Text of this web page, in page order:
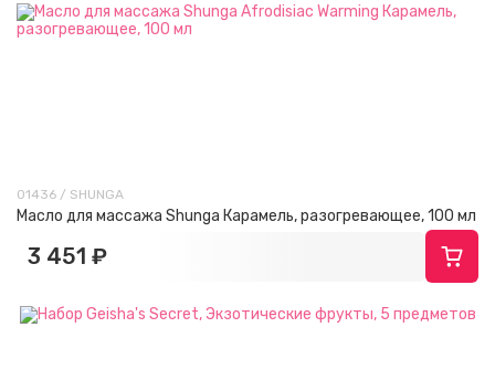
01436 / SHUNGA
Масло для массажа Shunga Карамель, разогревающее, 100 мл
3 451 ₽